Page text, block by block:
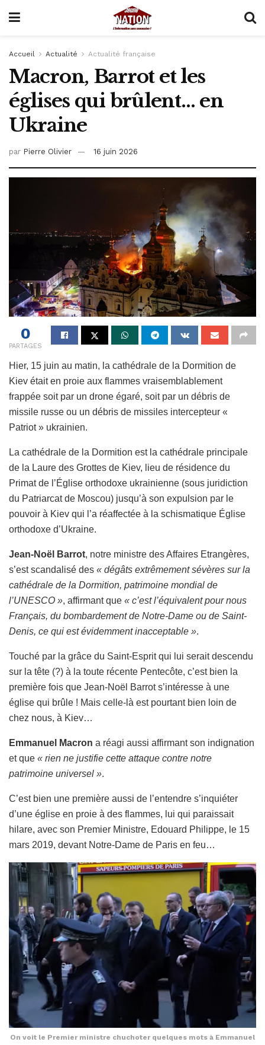
Accueil Actualité Actualité française
Macron, Barrot et les
églises qui brûlent… en
Ukraine
par Pierre Olivier 16 juin 2026
0
PARTAGES
Hier, 15 juin au matin, la cathédrale de la Dormition de
Kiev était en proie aux flammes vraisemblablement
frappée soit par un drone égaré, soit par un débris de
missile russe ou un débris de missiles intercepteur «
Patriot » ukrainien.
La cathédrale de la Dormition est la cathédrale principale
de la Laure des Grottes de Kiev, lieu de résidence du
Primat de l’Église orthodoxe ukrainienne (sous juridiction
du Patriarcat de Moscou) jusqu’à son expulsion par le
pouvoir à Kiev qui l’a réaffectée à la schismatique Église
orthodoxe d’Ukraine.
Jean-Noël Barrot, notre ministre des Affaires Etrangères,
s’est scandalisé des « dégâts extrêmement sévères sur la
cathédrale de la Dormition, patrimoine mondial de
l’UNESCO », affirmant que « c’est l’équivalent pour nous
Français, du bombardement de Notre-Dame ou de Saint-
Denis, ce qui est évidemment inacceptable ».
Touché par la grâce du Saint-Esprit qui lui serait descendu
sur la tête (?) à la toute récente Pentecôte, c’est bien la
première fois que Jean-Noël Barrot s’intéresse à une
église qui brûle ! Mais celle-là est pourtant bien loin de
chez nous, à Kiev…
Emmanuel Macron a réagi aussi affirmant son indignation
et que « rien ne justifie cette attaque contre notre
patrimoine universel ».
C’est bien une première aussi de l’entendre s’inquiéter
d’une église en proie à des flammes, lui qui paraissait
hilare, avec son Premier Ministre, Edouard Philippe, le 15
mars 2019, devant Notre-Dame de Paris en feu…
On voit le Premier ministre chuchoter quelques mots à Emmanuel